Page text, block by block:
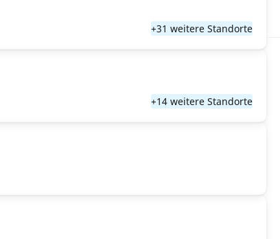
+31 weitere Standorte
+14 weitere Standorte